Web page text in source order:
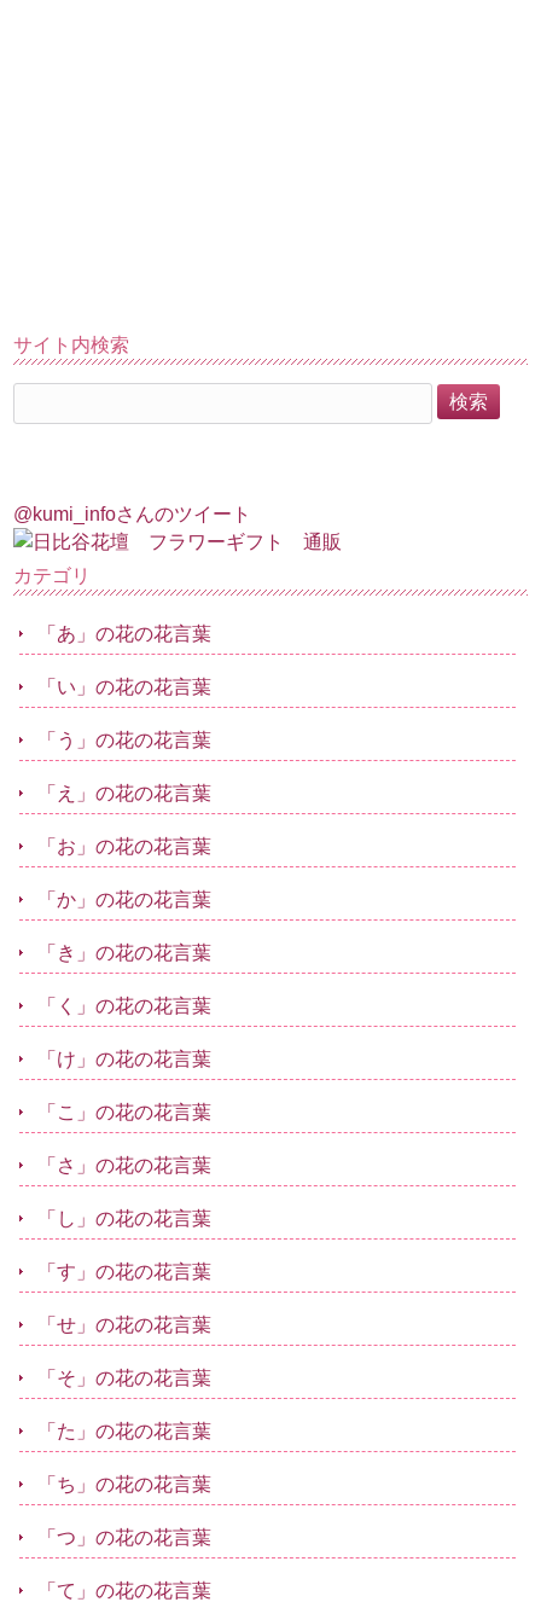
サイト内検索
@kumi_infoさんのツイート
カテゴリ
「あ」の花の花言葉
「い」の花の花言葉
「う」の花の花言葉
「え」の花の花言葉
「お」の花の花言葉
「か」の花の花言葉
「き」の花の花言葉
「く」の花の花言葉
「け」の花の花言葉
「こ」の花の花言葉
「さ」の花の花言葉
「し」の花の花言葉
「す」の花の花言葉
「せ」の花の花言葉
「そ」の花の花言葉
「た」の花の花言葉
「ち」の花の花言葉
「つ」の花の花言葉
「て」の花の花言葉